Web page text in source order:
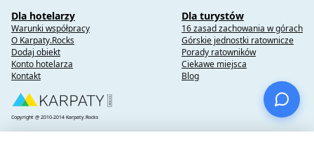
Dla hotelarzy
Warunki współpracy
O Karpaty.Rocks
Dodaj obiekt
Konto hotelarza
Kontakt
Dla turystów
16 zasad zachowania w górach
Górskie jednostki ratownicze
Porady ratowników
Ciekawe miejsca
Blog
Copyright @ 2010-2014 Karpaty.Rocks